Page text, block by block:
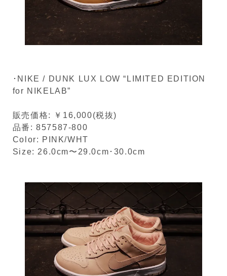
･NIKE / DUNK LUX LOW “LIMITED EDITION
for NIKELAB”
販売価格: ￥16,000(税抜)
品番: 857587-800
Color: PINK/WHT
Size: 26.0cm〜29.0cm･30.0cm